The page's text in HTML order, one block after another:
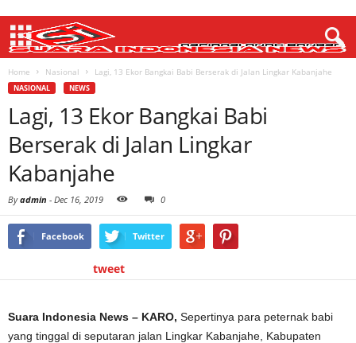
Home Nasional Lagi, 13 Ekor Bangkai Babi Berserak di Jalan Lingkar Kabanjahe
NASIONAL NEWS
Lagi, 13 Ekor Bangkai Babi
Berserak di Jalan Lingkar
Kabanjahe
Byadmin - Dec 16, 2019 0
Facebook Twitter
tweet
Suara Indonesia News – KARO, Sepertinya para peternak babi
yang tinggal di seputaran jalan Lingkar Kabanjahe, Kabupaten